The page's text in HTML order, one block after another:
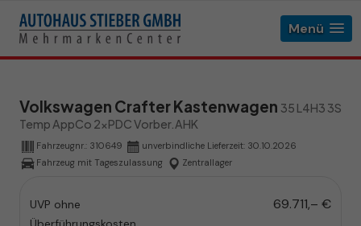
Menü
Volkswagen Crafter Kastenwagen 35 L4H3 3S
Temp AppCo 2xPDC Vorber.AHK
Fahrzeugnr.: 310649 unverbindliche Lieferzeit: 30.10.2026
Fahrzeug mit Tageszulassung
Zentrallager
UVP ohne
69.711,– €